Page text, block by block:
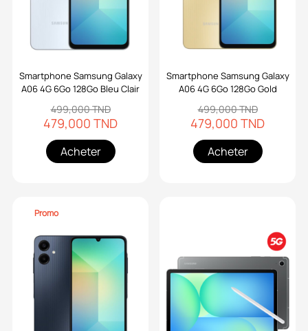
Smartphone Samsung Galaxy
A06 4G 6Go 128Go Bleu Clair
499,000 TND
479,000 TND
Acheter
Smartphone Samsung Galaxy
A06 4G 6Go 128Go Gold
499,000 TND
479,000 TND
Acheter
Promo